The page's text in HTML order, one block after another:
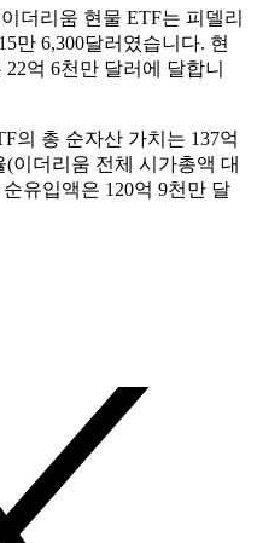
더리움 현물 ETF는 피델리
만 6,300달러였습니다. 현
억 6천만 달러에 달합니
의 총 순자산 가치는 137억
이더리움 전체 시가총액 대
유입액은 120억 9천만 달